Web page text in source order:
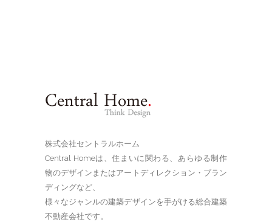
株式会社セントラルホーム
Central Homeは、住まいに関わる、あらゆる制作
物のデザインまたはアートディレクション・ブラン
ディングなど、
様々なジャンルの建築デザインを手がける総合建築
不動産会社です。